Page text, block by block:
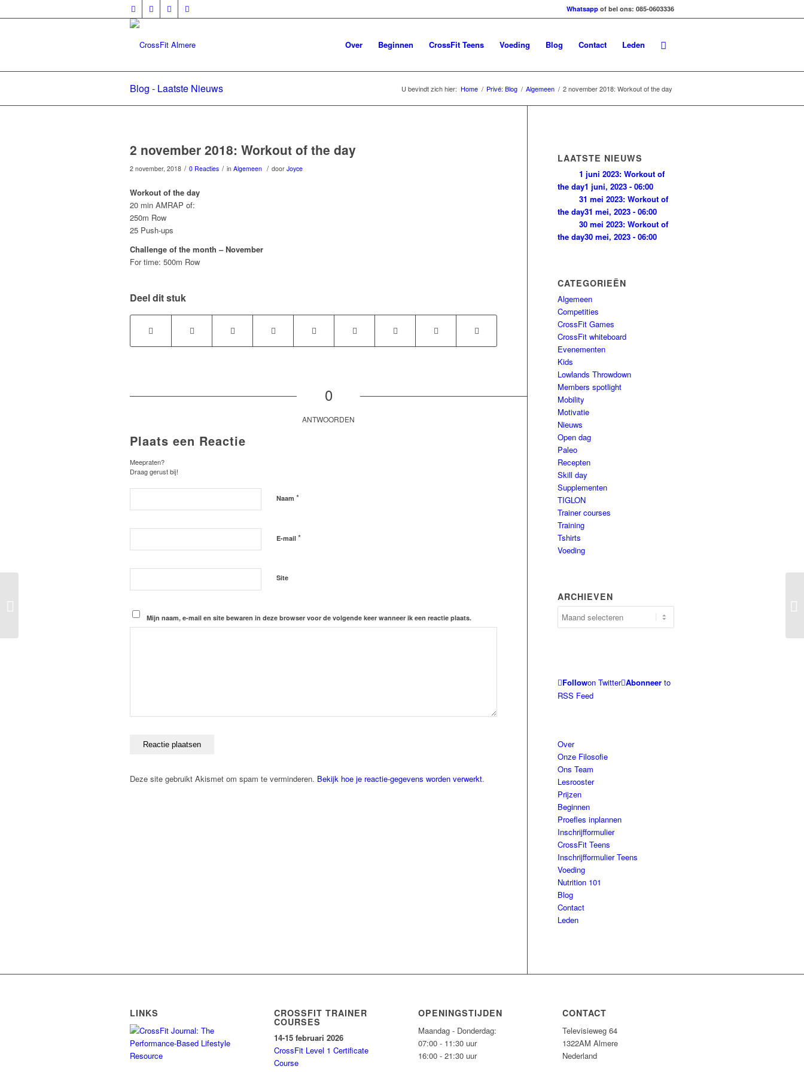
Whatsapp of bel ons: 085-0603336
Over Beginnen CrossFit Teens Voeding Blog Contact Leden
Blog - Laatste Nieuws U bevindt zich hier: Home / Privé: Blog / Algemeen / 2 november 2018: Workout of the day
2 november 2018: Workout of the day
2 november, 2018 / 0 Reacties / in Algemeen / door Joyce
Workout of the day
20 min AMRAP of:
250m Row
25 Push-ups
Challenge of the month – November
For time: 500m Row
Deel dit stuk
0
ANTWOORDEN
Plaats een Reactie
Meepraten?
Draag gerust bij!
Naam *
E-mail *
Site
Mijn naam, e-mail en site bewaren in deze browser voor de volgende keer wanneer ik een reactie plaats.
Deze site gebruikt Akismet om spam te verminderen. Bekijk hoe je reactie-gegevens worden verwerkt.
LAATSTE NIEUWS
1 juni 2023: Workout of
the day1 juni, 2023 - 06:00
31 mei 2023: Workout of
the day31 mei, 2023 - 06:00
30 mei 2023: Workout of
the day30 mei, 2023 - 06:00
CATEGORIEËN
Algemeen
Competities
CrossFit Games
CrossFit whiteboard
Evenementen
Kids
Lowlands Throwdown
Members spotlight
Mobility
Motivatie
Nieuws
Open dag
Paleo
Recepten
Skill day
Supplementen
TIGLON
Trainer courses
Training
Tshirts
Voeding
ARCHIEVEN
Followon Twitter Abonneerto
RSS Feed
Over
Onze Filosofie
Ons Team
Lesrooster
Prijzen
Beginnen
Proefles inplannen
Inschrijfformulier
CrossFit Teens
Inschrijfformulier Teens
Voeding
Nutrition 101
Blog
Contact
Leden
LINKS CROSSFIT TRAINER
COURSES
14-15 februari 2026
CrossFit Level 1 Certificate
Course
OPENINGSTIJDEN
Maandag - Donderdag:
07:00 - 11:30 uur
16:00 - 21:30 uur
CONTACT
Televisieweg 64
1322AM Almere
Nederland